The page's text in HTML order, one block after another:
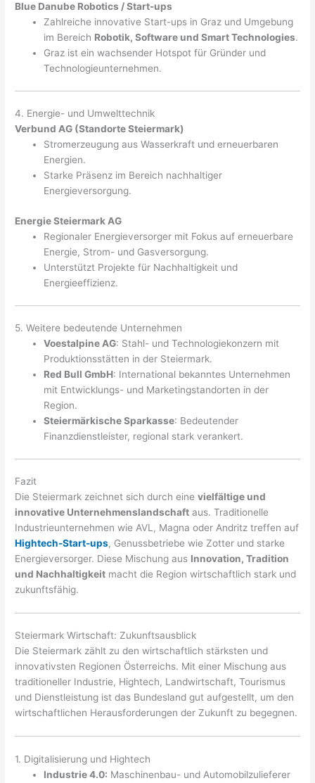
Blue Danube Robotics / Start-ups
Zahlreiche innovative Start-ups in Graz und Umgebung
im Bereich Robotik, Software und Smart Technologies.
Graz ist ein wachsender Hotspot für Gründer und
Technologieunternehmen.
4. Energie- und Umwelttechnik
Verbund AG (Standorte Steiermark)
Stromerzeugung aus Wasserkraft und erneuerbaren
Energien.
Starke Präsenz im Bereich nachhaltiger
Energieversorgung.
Energie Steiermark AG
Regionaler Energieversorger mit Fokus auf erneuerbare
Energie, Strom- und Gasversorgung.
Unterstützt Projekte für Nachhaltigkeit und
Energieeffizienz.
5. Weitere bedeutende Unternehmen
Voestalpine AG: Stahl- und Technologiekonzern mit
Produktionsstätten in der Steiermark.
Red Bull GmbH: International bekanntes Unternehmen
mit Entwicklungs- und Marketingstandorten in der
Region.
Steiermärkische Sparkasse: Bedeutender
Finanzdienstleister, regional stark verankert.
Fazit
Die Steiermark zeichnet sich durch einevielfältige und
innovative Unternehmenslandschaft aus. Traditionelle
Industrieunternehmen wie AVL, Magna oder Andritz treffen auf
Hightech-Start-ups, Genussbetriebe wie Zotter und starke
Energieversorger. Diese Mischung aus Innovation, Tradition
und Nachhaltigkeit macht die Region wirtschaftlich stark und
zukunftsfähig.
Steiermark Wirtschaft: Zukunftsausblick
Die Steiermark zählt zu den wirtschaftlich stärksten und
innovativsten Regionen Österreichs. Mit einer Mischung aus
traditioneller Industrie, Hightech, Landwirtschaft, Tourismus
und Dienstleistung ist das Bundesland gut aufgestellt, um den
wirtschaftlichen Herausforderungen der Zukunft zu begegnen.
1. Digitalisierung und Hightech
Industrie 4.0: Maschinenbau- und Automobilzulieferer